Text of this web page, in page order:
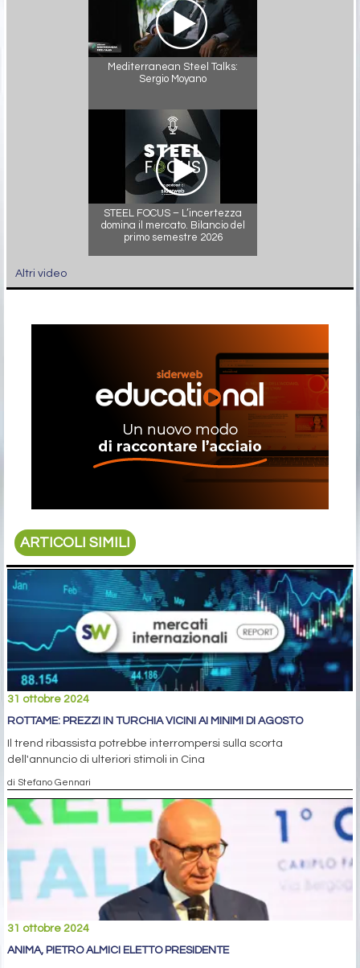
Mediterranean Steel Talks:
Sergio Moyano
STEEL FOCUS – L’incertezza
domina il mercato. Bilancio del
primo semestre 2026
Altri video
ARTICOLI SIMILI
31 ottobre 2024
ROTTAME: PREZZI IN TURCHIA VICINI AI MINIMI DI AGOSTO
Il trend ribassista potrebbe interrompersi sulla scorta
dell'annuncio di ulteriori stimoli in Cina
di Stefano Gennari
31 ottobre 2024
ANIMA, PIETRO ALMICI ELETTO PRESIDENTE